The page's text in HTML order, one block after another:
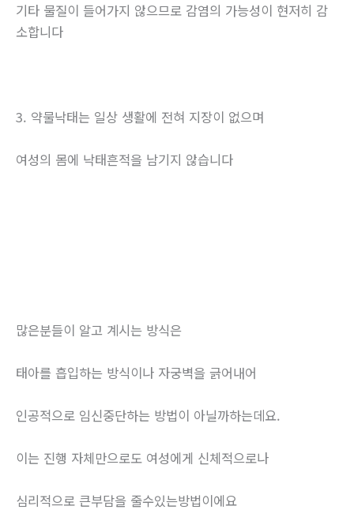
기타 물질이 들어가지 않으므로 감염의 가능성이 현저히 감
소합니다
3. 약물낙태는 일상 생활에 전혀 지장이 없으며
여성의 몸에 낙태흔적을 남기지 않습니다
많은분들이 알고 계시는 방식은
태아를 흡입하는 방식이나 자궁벽을 긁어내어
인공적으로 임신중단하는 방법이 아닐까하는데요.
이는 진행 자체만으로도 여성에게 신체적으로나
심리적으로 큰부담을 줄수있는방법이에요